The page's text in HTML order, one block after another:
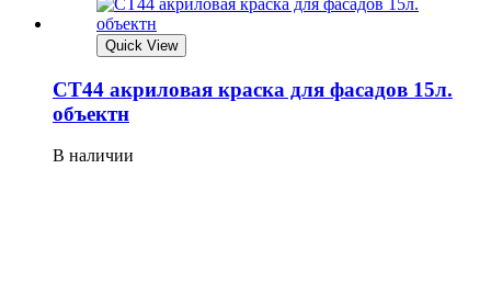
Quick View
СТ44 акриловая краска для фасадов 15л.
объектн
В наличии